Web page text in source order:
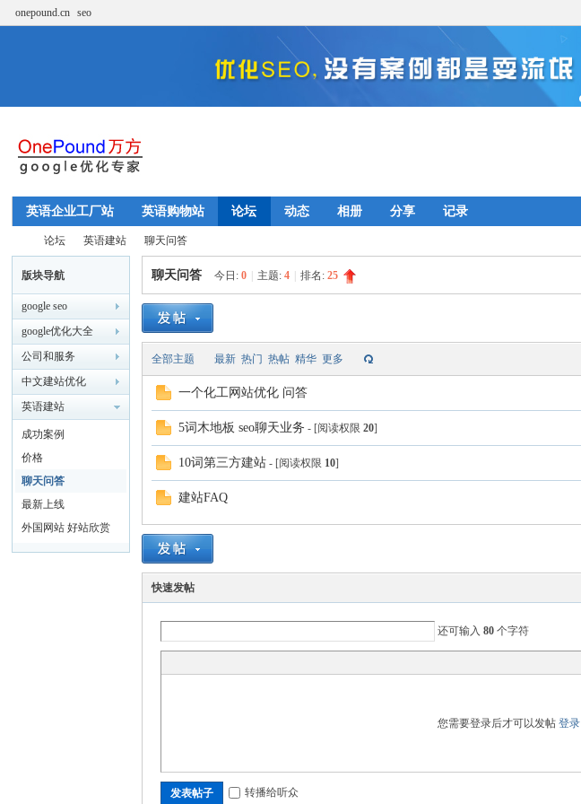
onepound.cn seo
英语企业工厂站 英语购物站 论坛 动态 相册 分享 记录
w »
论坛
›
英语建站
›
聊天问答
版块导航
google seo
google优化大全
公司和服务
中文建站优化
英语建站
成功案例
价格
聊天问答
最新上线
外国网站 好站欣赏
聊天问答 今日:0 主题:4 排名:25
全部主题 最新 热门 热帖 精华 更多
一个化工网站优化 问答
5词木地板 seo聊天业务 - [阅读权限20]
10词第三方建站 - [阅读权限 10]
建站FAQ
快速发帖
还可输入80 个字符
您需要登录后才可以发帖登录
发表帖子 转播给听众